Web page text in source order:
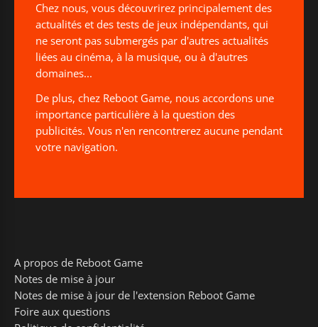
Chez nous, vous découvrirez principalement des
actualités et des tests de jeux indépendants, qui
ne seront pas submergés par d'autres actualités
liées au cinéma, à la musique, ou à d'autres
domaines...
De plus, chez Reboot Game, nous accordons une
importance particulière à la question des
publicités. Vous n'en rencontrerez aucune pendant
votre navigation.
A propos de Reboot Game
Notes de mise à jour
Notes de mise à jour de l'extension Reboot Game
Foire aux questions